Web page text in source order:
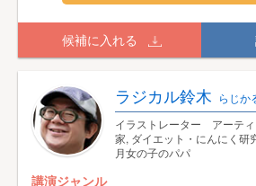
候補に入れる
ラジカル鈴木 らじか
イラストレーター アーテ
家, ダイエット・にんにく研
月女の子のパパ
講演ジャンル